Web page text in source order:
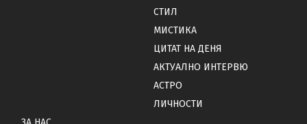
СТИЛ
МИСТИКА
ЦИТАТ НА ДЕНЯ
АКТУАЛНО ИНТЕРВЮ
АСТРО
ЛИЧНОСТИ